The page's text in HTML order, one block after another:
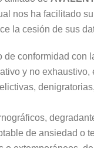
nos ha facilitado
la cesión de sus
conformidad
y no
de ansiedad o